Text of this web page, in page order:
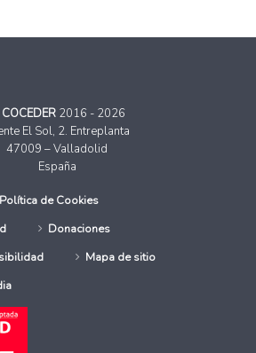
COCEDER 2016 - 2026
El Sol, 2. Entreplanta
47009 – Valladolid
España
Política de Cookies
Donaciones
Mapa de sitio